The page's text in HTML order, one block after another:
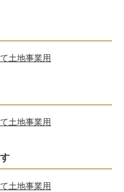
土地事業用
土地事業用
土地事業用